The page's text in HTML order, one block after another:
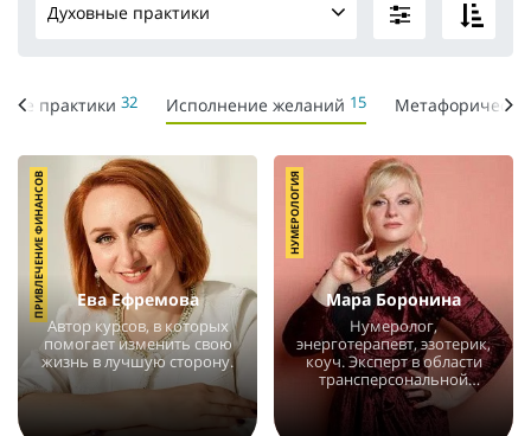
Духовные практики
практики 32 Исполнение желаний 15
Ева Ефремова
Автор курсов, в которых
помогает изменить свою
жизнь в лучшую сторону.
ПРИВЛЕЧЕНИЕ ФИНАНСОВ Мара Боронина
Нумеролог,
энерготерапевт, эзотерик,
коуч. Эксперт в области
трансперсональной
психологии.
НУМЕРОЛОГИЯ